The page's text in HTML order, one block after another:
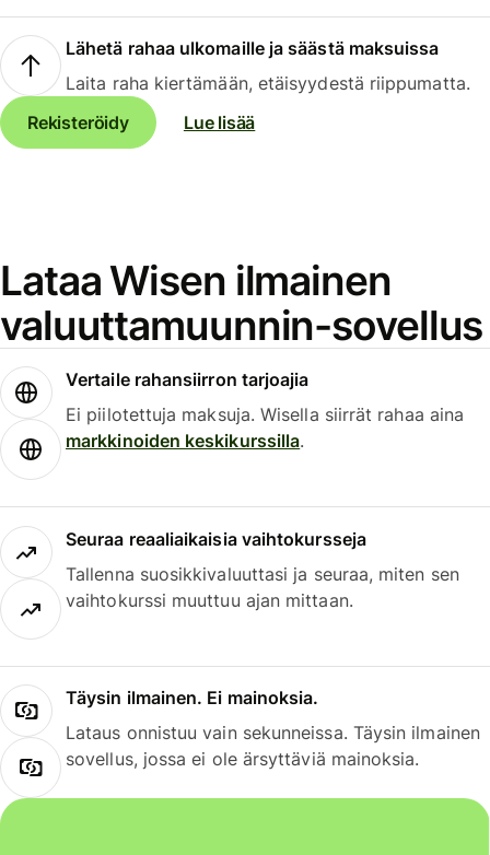
Lähetä rahaa ulkomaille ja säästä maksuissa
Laita raha kiertämään, etäisyydestä riippumatta.
Rekisteröidy
Lue lisää
Lataa Wisen ilmainen
valuuttamuunnin-sovellus
Vertaile rahansiirron tarjoajia
Ei piilotettuja maksuja. Wisella siirrät rahaa aina
markkinoiden keskikurssilla.
Seuraa reaaliaikaisia vaihtokursseja
Tallenna suosikkivaluuttasi ja seuraa, miten sen
vaihtokurssi muuttuu ajan mittaan.
Täysin ilmainen. Ei mainoksia.
Lataus onnistuu vain sekunneissa. Täysin ilmainen
sovellus, jossa ei ole ärsyttäviä mainoksia.